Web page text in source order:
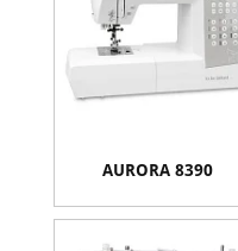
AURORA 8390